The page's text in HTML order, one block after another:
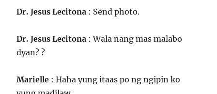
Dr. Jesus Lecitona : Send photo.
Dr. Jesus Lecitona : Wala nang mas malabo
dyan? ?
Marielle : Haha yung itaas po ng ngipin ko